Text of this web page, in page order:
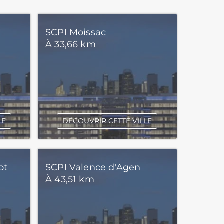
SCPI Moissac
À 33,66 km
DÉCOUVRIR CETTE VILLE
SCPI Valence d'Agen
À 43,51 km